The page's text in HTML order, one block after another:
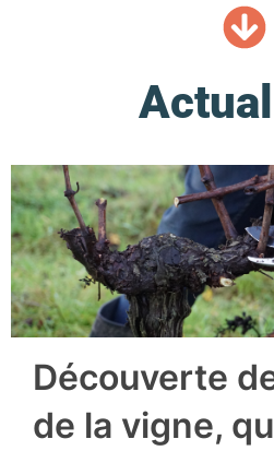
Découverte
de la vigne,